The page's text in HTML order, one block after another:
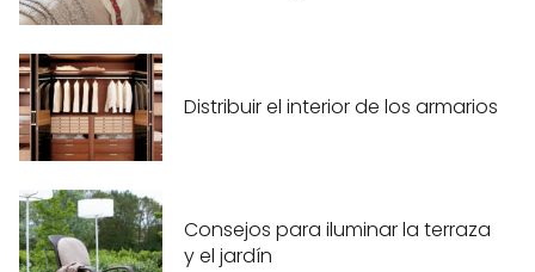
Distribuir el interior de los armarios
Consejos para iluminar la terraza
y el jardín